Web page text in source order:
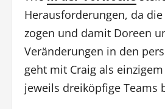
Herausforderungen, da
zogen und damit Doreen
Veränderungen in den
geht mit Craig als
jeweils dreiköpfige Teams